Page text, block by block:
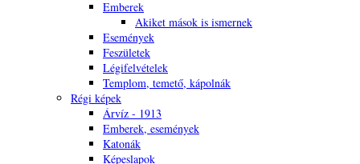
Emberek
Akiket mások is ismernek
Események
Feszületek
Légifelvételek
Templom, temető, kápolnák
Régi képek
Árvíz - 1913
Emberek, események
Katonák
Képeslapok